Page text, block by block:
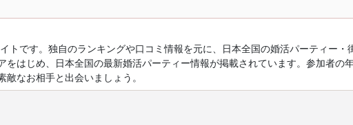
トです。独自のランキングや口コミ情報を元に、日本全国の婚活パーティー
はじめ、日本全国の最新婚活パーティー情報が掲載されています。参加者の
なお相手と出会いましょう。